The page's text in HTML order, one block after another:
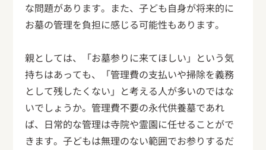
な問題があります。また、子ども自身が将来的に
お墓の管理を負担に感じる可能性もあります。
親としては、「お墓参りに来てほしい」という気
持ちはあっても、「管理費の支払いや掃除を義務
として残したくない」と考える人が多いのではな
いでしょうか。管理費不要の永代供養墓であれ
ば、日常的な管理は寺院や霊園に任せることがで
きます。子どもは無理のない範囲でお参りするだ